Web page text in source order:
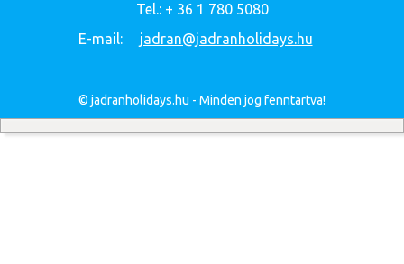
Tel.: + 36 1 780 5080
E-mail:
jadran@jadranholidays.hu
© jadranholidays.hu - Minden jog fenntartva!